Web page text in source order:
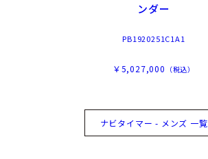
ンダー
PB1920251C1A1
￥5,027,000 （税込）
ナビタイマー - メンズ 一覧